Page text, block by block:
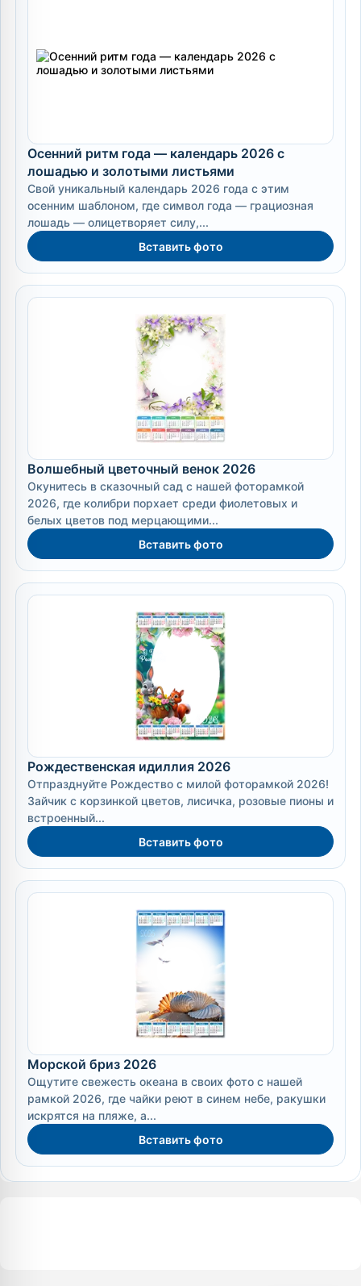
Осенний ритм года — календарь 2026 с
лошадью и золотыми листьями
Свой уникальный календарь 2026 года с этим
осенним шаблоном, где символ года — грациозная
лошадь — олицетворяет силу,...
Вставить фото
Волшебный цветочный венок 2026
Окунитесь в сказочный сад с нашей фоторамкой
2026, где колибри порхает среди фиолетовых и
белых цветов под мерцающими...
Вставить фото
Рождественская идиллия 2026
Отпразднуйте Рождество с милой фоторамкой 2026!
Зайчик с корзинкой цветов, лисичка, розовые пионы и
встроенный...
Вставить фото
Морской бриз 2026
Ощутите свежесть океана в своих фото с нашей
рамкой 2026, где чайки реют в синем небе, ракушки
искрятся на пляже, а...
Вставить фото